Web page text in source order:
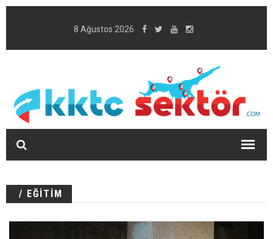
8 Ağustos 2026
/ EĞİTİM